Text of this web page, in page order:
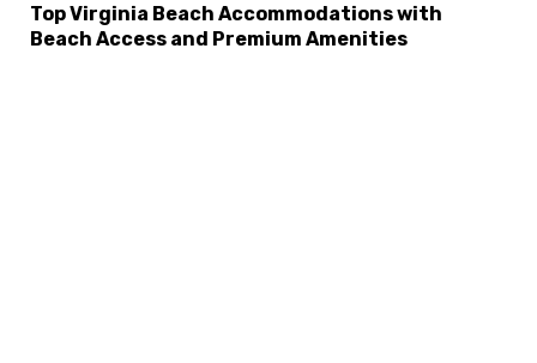
Top Virginia Beach Accommodations with
Beach Access and Premium Amenities